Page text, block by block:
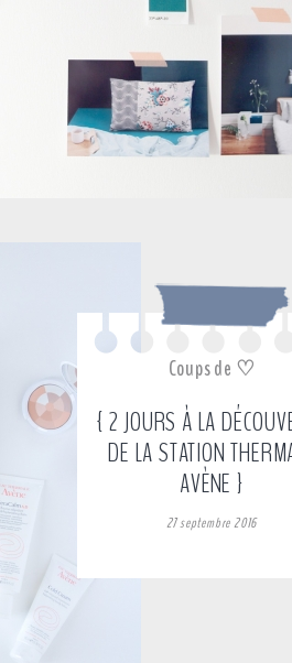
Coups de ♡
{ 2 JOURS À LA
DE LA STATION
AVÈNE }
27 septembre 2016